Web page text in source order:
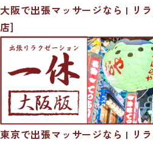
大阪で出張マッサージなら | リ
店]
東京で出張マッサージなら | リ